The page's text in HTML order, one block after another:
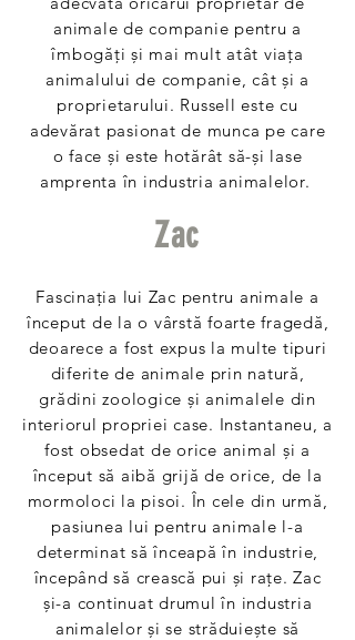
animale de companie pentru a
îmbogăți și mai mult atât viața
animalului de companie, cât și a
proprietarului. Russell este cu
adevărat pasionat de munca pe care
o face și este hotărât să-și lase
amprenta în industria animalelor.
Zac
Fascinația lui Zac pentru animale a
început de la o vârstă foarte fragedă,
deoarece a fost expus la multe tipuri
diferite de animale prin natură,
grădini zoologice și animalele din
interiorul propriei case. Instantaneu, a
fost obsedat de orice animal și a
început să aibă grijă de orice, de la
mormoloci la pisoi. În cele din urmă,
pasiunea lui pentru animale l-a
determinat să înceapă în industrie,
începând să crească pui și rațe. Zac
și-a continuat drumul în industria
animalelor și se străduiește să